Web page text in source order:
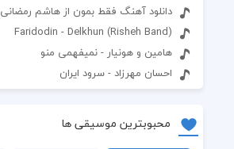
دانلود آهنگ فقط بمون از هاشم رمضانی
Faridodin - Delkhun (Risheh Band)
هامین و هونیار - نمیفهمی منو
احسان مهرزاد - سرود ایران
محبوبترین موسیقی ها